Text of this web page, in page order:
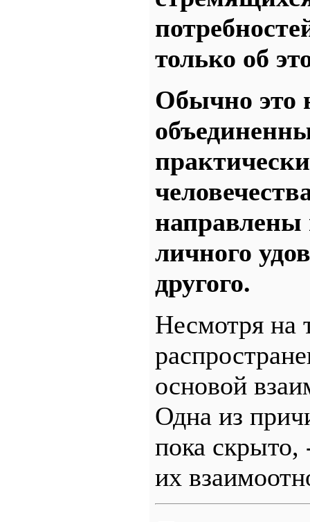
только об
Обычно это
направлены
личного
другого.
Несмотря на
основой
Одна из
пока скрыто,
их